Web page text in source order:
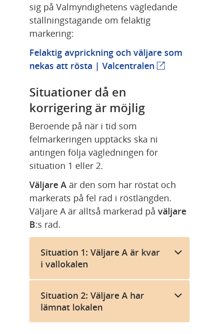
sig på Valmyndighetens vägledande
ställningstagande om felaktig
markering:
Felaktig avprickning och väljare som
nekas att rösta | Valcentralen Länk till
Situationer då en
korrigering är möjlig
Beroende på när i tid som
felmarkeringen upptäcks ska ni
antingen följa vägledningen för
situation 1 eller 2.
Väljare A är den som har röstat och
markerats på fel rad i röstlängden.
Väljare A är alltså markerad på väljare
B:s rad.
Situation 1: Väljare A är kvar
i vallokalen
Situation 2: Väljare A har
lämnat lokalen